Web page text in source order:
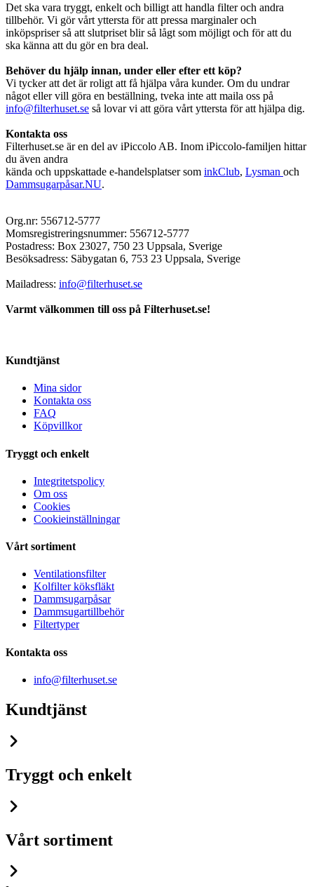
Det ska vara tryggt, enkelt och billigt att handla filter och andra
tillbehör. Vi gör vårt yttersta för att pressa marginaler och
inköpspriser så att slutpriset blir så lågt som möjligt och för att du
ska känna att du gör en bra deal.
Behöver du hjälp innan, under eller efter ett köp?
Vi tycker att det är roligt att få hjälpa våra kunder. Om du undrar
något eller vill göra en beställning, tveka inte att maila oss på
info@filterhuset.se så lovar vi att göra vårt yttersta för att hjälpa dig.
Kontakta oss
Filterhuset.se är en del av iPiccolo AB. Inom iPiccolo-familjen hittar
du även andra
kända och uppskattade e-handelsplatser som inkClub, Lysman och
Dammsugarpåsar.NU.
Org.nr: 556712-5777
Momsregistreringsnummer: 556712-5777
Postadress: Box 23027, 750 23 Uppsala, Sverige
Besöksadress: Säbygatan 6, 753 23 Uppsala, Sverige
Mailadress: info@filterhuset.se
Varmt välkommen till oss på Filterhuset.se!
Kundtjänst
Mina sidor
Kontakta oss
FAQ
Köpvillkor
Tryggt och enkelt
Integritetspolicy
Om oss
Cookies
Cookieinställningar
Vårt sortiment
Ventilationsfilter
Kolfilter köksfläkt
Dammsugarpåsar
Dammsugartillbehör
Filtertyper
Kontakta oss
info@filterhuset.se
Kundtjänst
Tryggt och enkelt
Vårt sortiment